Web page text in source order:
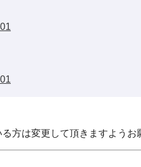
方は変更して頂きますようお